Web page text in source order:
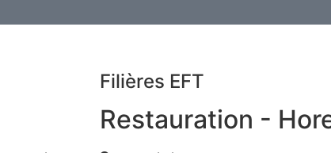
Filières EFT
Restauration -